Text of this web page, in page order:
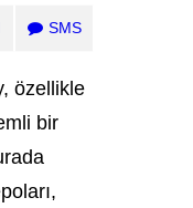
SMS
özellikle
bir